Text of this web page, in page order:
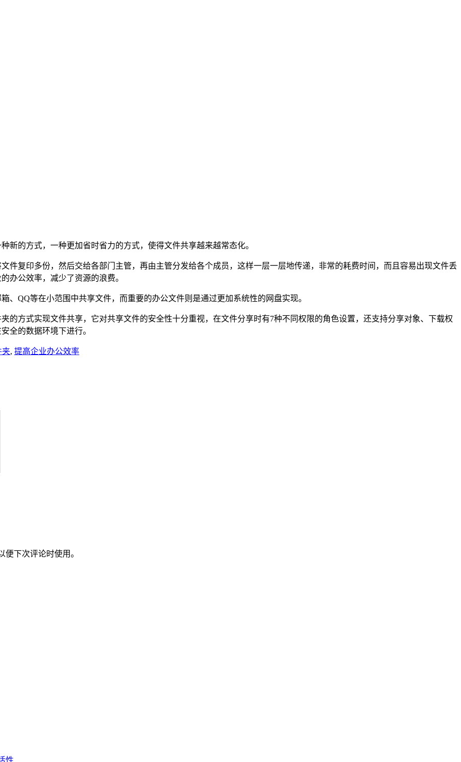
新的方式，一种更加省时省力的方式，使得文件共享越来越常态化。
复印多份，然后交给各部门主管，再由主管分发给各个成员，这样一层一层地传递，非常的耗费时间，而且容易出现文件丢
办公效率，减少了资源的浪费。
QQ等在小范围中共享文件，而重要的办公文件则是通过更加系统性的网盘实现。
方式实现文件共享，它对共享文件的安全性十分重视，在文件分享时有7种不同权限的角色设置，还支持分享对象、下载权
全的数据环境下进行。
夹, 提高企业办公效率
下次评论时使用。
性